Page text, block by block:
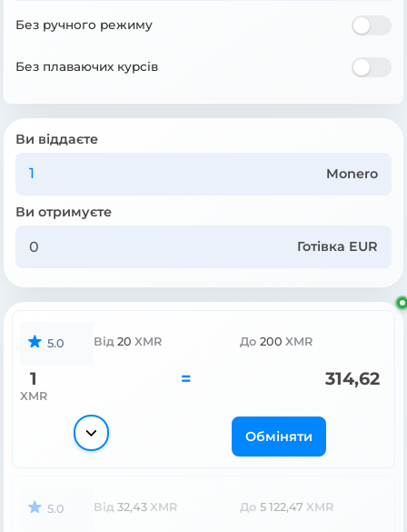
Без ручного режиму
Без плаваючих курсів
Ви віддаєте
Monero
Ви отримуєте
Готівка EUR
5.0 Від 20 XMR До 200 XMR
1
XMR
= 314,62
Обміняти
5.0 Від 32,43 XMR До 5 122,47 XMR